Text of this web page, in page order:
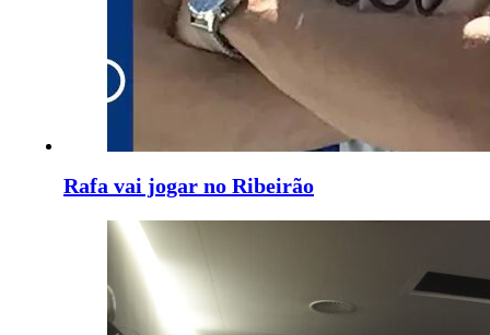
Rafa vai jogar no Ribeirão